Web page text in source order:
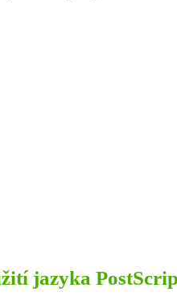
jazyka